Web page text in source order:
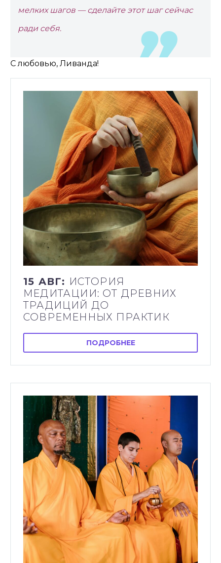
мелких шагов — сделайте этот шаг сейчас
ради себя.
С любовью, Ливанда!
15 АВГ: ИСТОРИЯ
МЕДИТАЦИИ: ОТ ДРЕВНИХ
ТРАДИЦИЙ ДО
СОВРЕМЕННЫХ ПРАКТИК
ПОДРОБНЕЕ